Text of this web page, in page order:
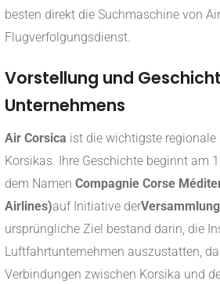
besten direkt die Suchmaschine von
Flugverfolgungsdienst.
Vorstellung und
Unternehmens
Air Corsica ist die wichtigste
Korsikas. Ihre Geschichte beginnt am
dem Namen Compagnie Corse
Airlines)auf Initiative der
ursprüngliche Ziel bestand darin, die
Luftfahrtunternehmen auszustatten,
Verbindungen zwischen Korsika und